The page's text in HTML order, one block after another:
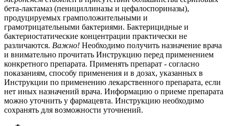
бета-лактамаз (пенициллиназы и цефалоспориназы),
продуцируемых грамположительными и
грамотрицательными бактериями. Бактерицидные и
бактериостатические концентрации практически не
различаются. Важно! Необходимо получить назначение врача
и внимательно прочитать Инструкцию перед применением
конкретного препарата. Применять препарат - согласно
показаниям, способу применения и в дозах, указанных в
Инструкции по применению лекарственного препарата, если
нет иных назначений врача. Информацию о приеме препарата
можно уточнить у фармацевта. Инструкцию необходимо
сохранять для возможности уточнений.